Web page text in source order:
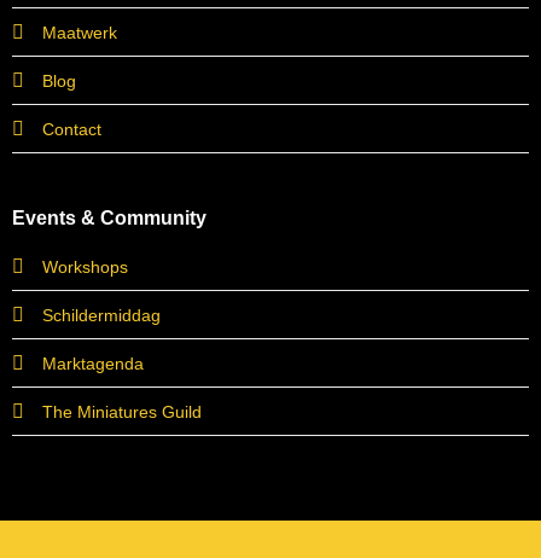
Maatwerk
Blog
Contact
Events & Community
Workshops
Schildermiddag
Marktagenda
The Miniatures Guild